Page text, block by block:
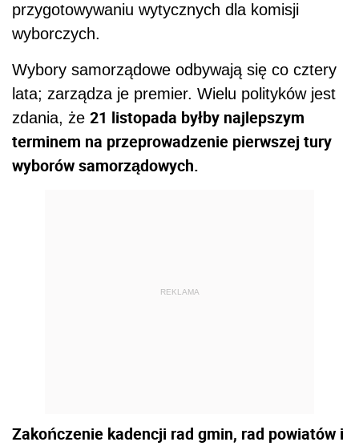
przygotowywaniu wytycznych dla komisji
wyborczych.
Wybory samorządowe odbywają się co cztery
lata; zarządza je premier. Wielu polityków jest
zdania, że 21 listopada byłby najlepszym
terminem na przeprowadzenie pierwszej tury
wyborów samorządowych.
REKLAMA
Zakończenie kadencji rad gmin, rad powiatów i